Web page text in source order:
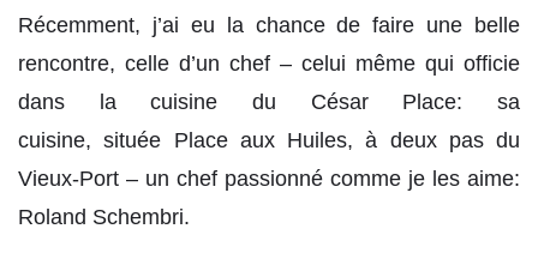
Récemment, j’ai eu la chance de faire une belle
rencontre, celle d’un chef – celui même qui officie
dans la cuisine du César Place: sa
cuisine, située Place aux Huiles, à deux pas du
Vieux-Port – un chef passionné comme je les aime:
Roland Schembri.